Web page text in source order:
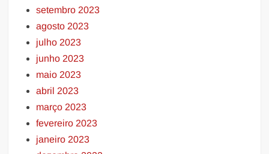
setembro 2023
agosto 2023
julho 2023
junho 2023
maio 2023
abril 2023
março 2023
fevereiro 2023
janeiro 2023